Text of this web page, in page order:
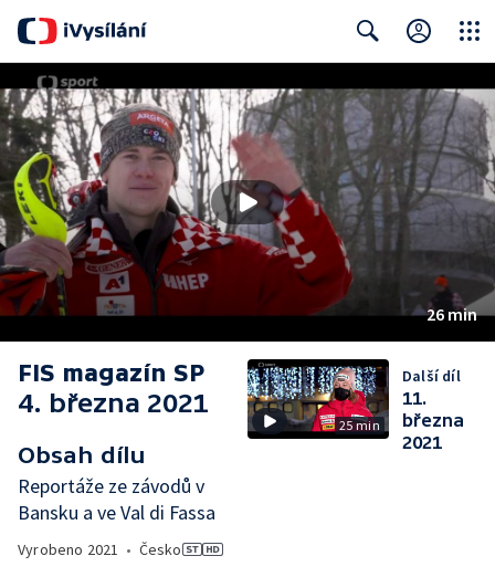
26 min
FIS magazín SP
4. března 2021
Obsah dílu
Reportáže ze závodů v
Bansku a ve Val di Fassa
Vyrobeno 2021 • Česko
25 min
Další díl
11.
března
2021